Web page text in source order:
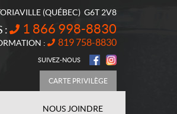
(QUÉBEC) G6T 2V8
: 1 866 998-8830
: 819 758-8830
SUIVEZ-NOUS
CARTE PRIVILÈGE
NOUS JOINDRE